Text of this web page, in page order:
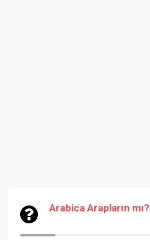
Arabica Arapların mı?